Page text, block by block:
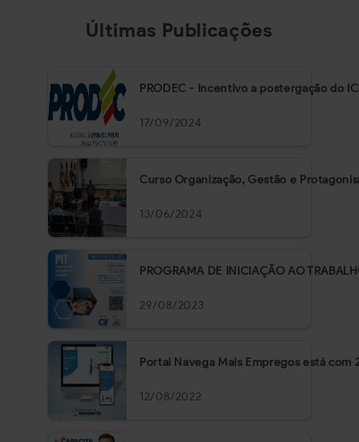
Últimas Publicações
PRODEC - Incentivo a postergação do
17/09/2024
Curso Organização, Gestão e
13/06/2024
PROGRAMA DE INICIAÇÃO AO
29/08/2023
Portal Navega Mais Empregos está com
12/08/2022